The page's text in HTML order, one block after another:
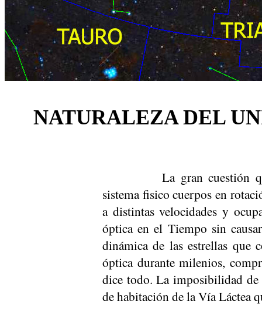
NATURALEZA DEL
La gran cuestión
sistema fisico cuerpos en
a distintas velocidades y
óptica en el Tiempo sin
dinámica de las estrellas que
óptica durante milenios,
dice todo. La imposibilidad de
de habitación de la Vía Láctea